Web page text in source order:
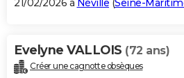
21/02/2026 à Néville (Seine-
Evelyne VALLOIS (72 ans)
Créer une cagnotte obsèques